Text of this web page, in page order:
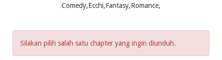
Comedy,Ecchi,Fantasy,Romance,
Silakan pilih salah satu chapter yang ingin diunduh.